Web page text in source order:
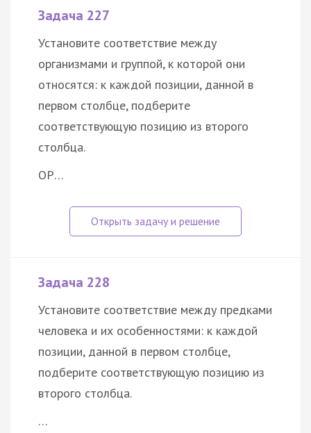
Задача 227
Установите соответствие между
организмами и группой, к которой они
относятся: к каждой позиции, данной в
первом столбце, подберите
соответствующую позицию из второго
столбца.
ОР…
Задача 228
Установите соответствие между предками
человека и их особенностями: к каждой
позиции, данной в первом столбце,
подберите соответствующую позицию из
второго столбца.
…